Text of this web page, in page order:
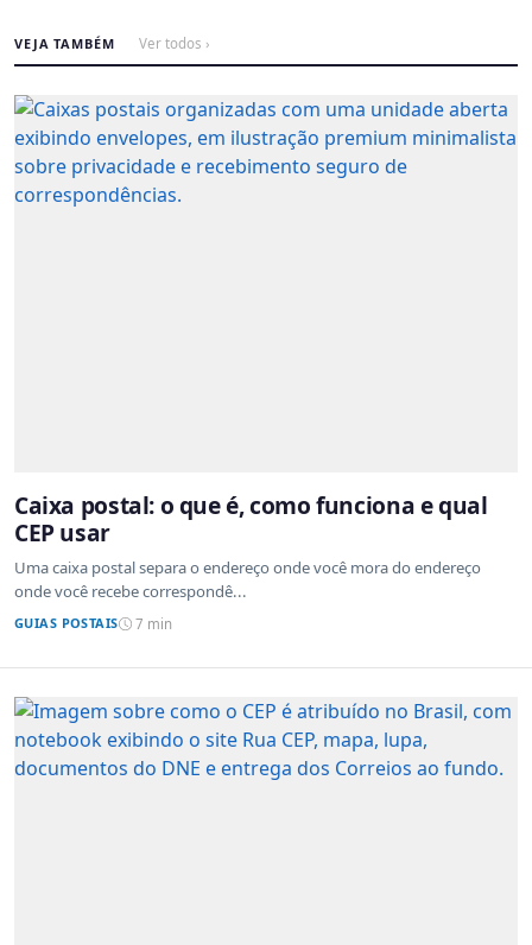
VEJA TAMBÉM Ver todos ›
Caixa postal: o que é, como funciona e qual
CEP usar
Uma caixa postal separa o endereço onde você mora do endereço
onde você recebe correspondê...
GUIAS POSTAIS 7 min